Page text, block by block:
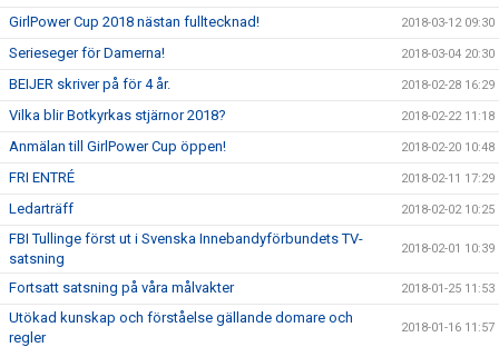
GirlPower Cup 2018 nästan fulltecknad! 2018-03-12 09:30
Serieseger för Damerna! 2018-03-04 20:30
BEIJER skriver på för 4 år. 2018-02-28 16:29
Vilka blir Botkyrkas stjärnor 2018? 2018-02-22 11:18
Anmälan till GirlPower Cup öppen! 2018-02-20 10:48
FRI ENTRÉ 2018-02-11 17:29
Ledarträff 2018-02-02 10:25
FBI Tullinge först ut i Svenska Innebandyförbundets TV-
satsning
2018-02-01 10:39
Fortsatt satsning på våra målvakter 2018-01-25 11:53
Utökad kunskap och förståelse gällande domare och
regler
2018-01-16 11:57